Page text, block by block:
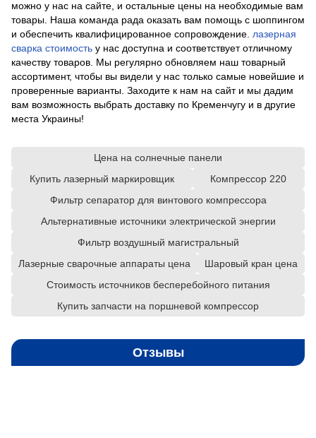
можно у нас на сайте, и остальные цены на необходимые вам
товары. Наша команда рада оказать вам помощь с шоппингом
и обеспечить квалифицированное сопровождение. лазерная
сварка стоимость у нас доступна и соответствует отличному
качеству товаров. Мы регулярно обновляем наш товарный
ассортимент, чтобы вы видели у нас только самые новейшие и
проверенные варианты. Заходите к нам на сайт и мы дадим
вам возможность выбрать доставку по Кременчугу и в другие
места Украины!
Цена на солнечные панели
Купить лазерный маркировщик
Компрессор 220
Фильтр сепаратор для винтового компрессора
Альтернативные источники электрической энергии
Фильтр воздушный магистральный
Лазерные сварочные аппараты цена
Шаровый кран цена
Стоимость источников бесперебойного питания
Купить запчасти на поршневой компрессор
Отзывы